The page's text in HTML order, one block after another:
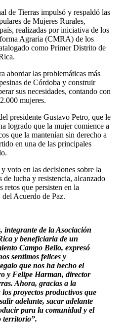
de Tierras impulsó y respaldó las
de Mujeres Rurales,
realizadas por iniciativa de los
Agraria (CMRA) de los
como Primer Distrito de
abordar las problemáticas más
de Córdoba y construir
sus necesidades, contando con
mujeres.
presidente Gustavo Petro, que le
logrado que la mujer comience a
que la mantenían sin derecho a
en una de las principales
voto en las decisiones sobre la
lucha y resistencia, alcanzado
retos que persisten en la
Acuerdo de Paz.
integrante de la Asociación
y beneficiaria de un
Campo Bello, expresó
sentimos felices y
que nos ha hecho el
y Felipe Harman, director
Ahora, gracias a la
proyectos productivos que
adelante, sacar adelante
para la comunidad y el
territorio”.